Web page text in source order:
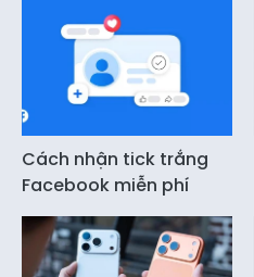
Cách nhận tick trắng
Facebook miễn phí